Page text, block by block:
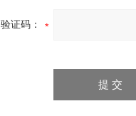
验证码：